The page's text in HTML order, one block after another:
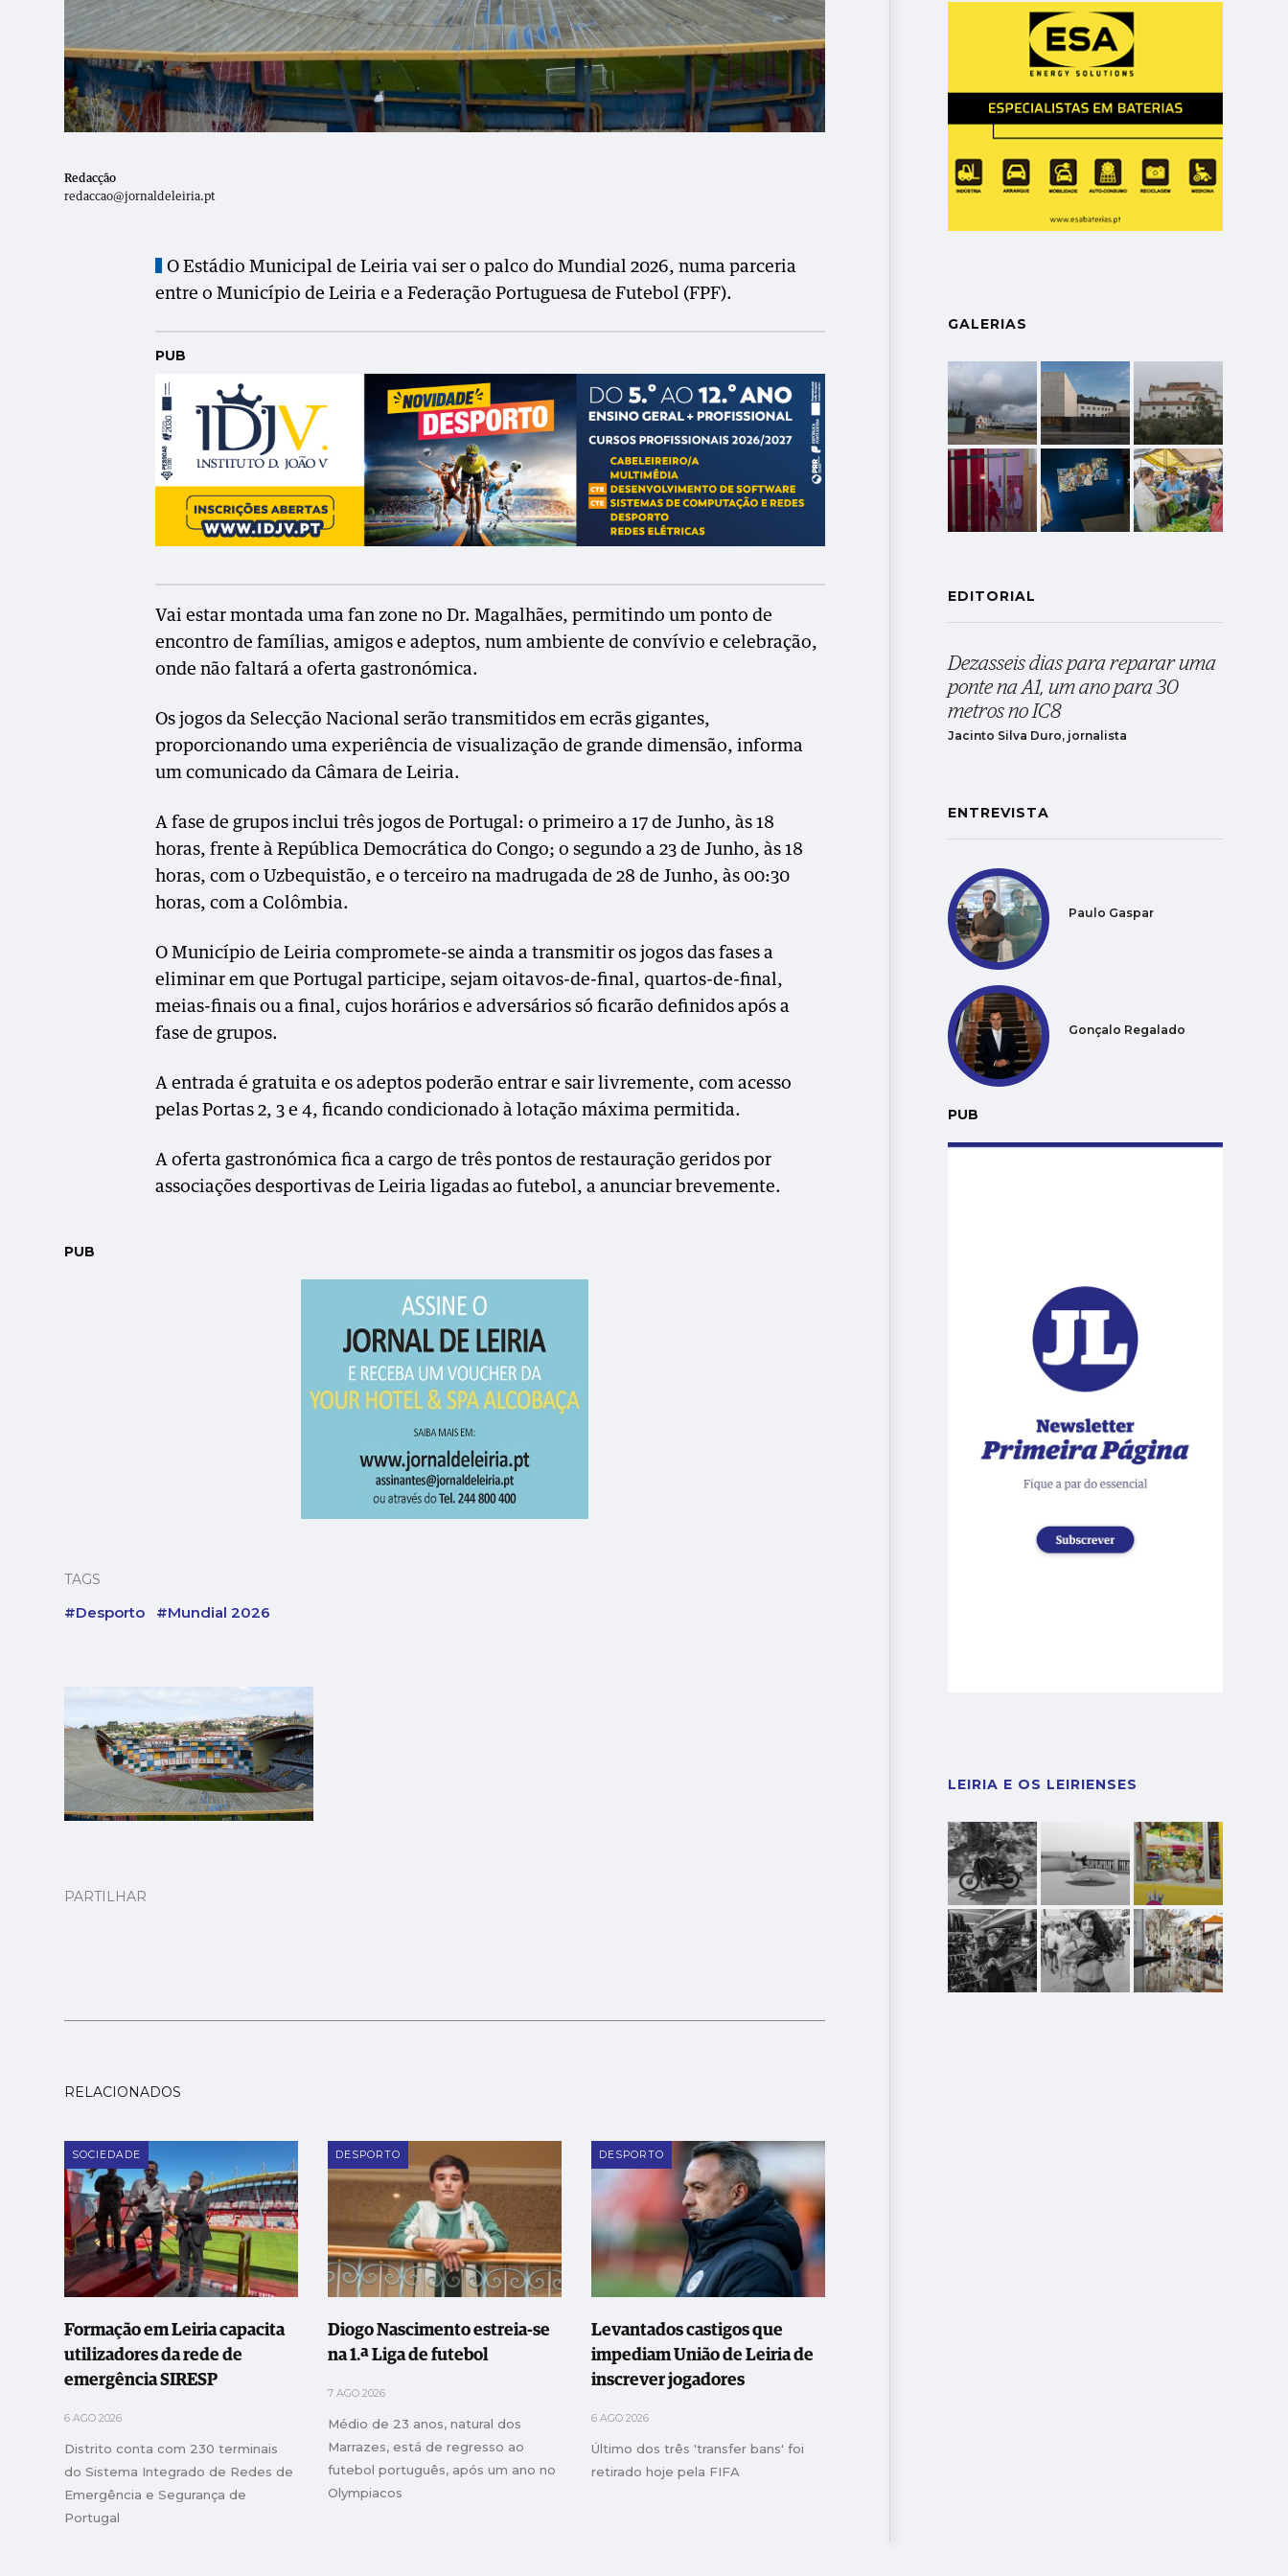
Redacção
redaccao@jornaldeleiria.pt
O Estádio Municipal de Leiria vai ser o palco do Mundial 2026, numa parceria
entre o Município de Leiria e a Federação Portuguesa de Futebol (FPF).
PUB
Vai estar montada uma fan zone no Dr. Magalhães, permitindo um ponto de
encontro de famílias, amigos e adeptos, num ambiente de convívio e celebração,
onde não faltará a oferta gastronómica.
Os jogos da Selecção Nacional serão transmitidos em ecrãs gigantes,
proporcionando uma experiência de visualização de grande dimensão, informa
um comunicado da Câmara de Leiria.
A fase de grupos inclui três jogos de Portugal: o primeiro a 17 de Junho, às 18
horas, frente à República Democrática do Congo; o segundo a 23 de Junho, às 18
horas, com o Uzbequistão, e o terceiro na madrugada de 28 de Junho, às 00:30
horas, com a Colômbia.
O Município de Leiria compromete-se ainda a transmitir os jogos das fases a
eliminar em que Portugal participe, sejam oitavos-de-final, quartos-de-final,
meias-finais ou a final, cujos horários e adversários só ficarão definidos após a
fase de grupos.
A entrada é gratuita e os adeptos poderão entrar e sair livremente, com acesso
pelas Portas 2, 3 e 4, ficando condicionado à lotação máxima permitida.
A oferta gastronómica fica a cargo de três pontos de restauração geridos por
associações desportivas de Leiria ligadas ao futebol, a anunciar brevemente.
PUB
TAGS
#Desporto #Mundial 2026
PARTILHAR
RELACIONADOS
SOCIEDADE
Formação em Leiria capacita
utilizadores da rede de
emergência SIRESP
6 AGO 2026
Distrito conta com 230 terminais
do Sistema Integrado de Redes de
Emergência e Segurança de
Portugal
DESPORTO
Diogo Nascimento estreia-se
na 1.ª Liga de futebol
7 AGO 2026
Médio de 23 anos, natural dos
Marrazes, está de regresso ao
futebol português, após um ano no
Olympiacos
DESPORTO
Levantados castigos que
impediam União de Leiria de
inscrever jogadores
6 AGO 2026
Último dos três 'transfer bans' foi
retirado hoje pela FIFA
GALERIAS
EDITORIAL
Dezasseis dias para reparar uma
ponte na A1, um ano para 30
metros no IC8
Jacinto Silva Duro, jornalista
ENTREVISTA
Paulo Gaspar
Gonçalo Regalado
PUB
LEIRIA E OS LEIRIENSES